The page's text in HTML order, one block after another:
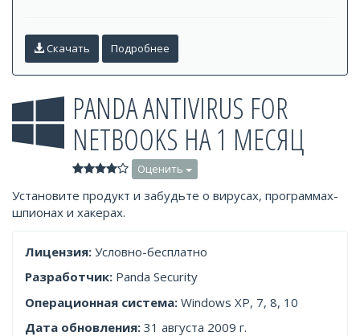
Скачать Подробнее
PANDA ANTIVIRUS FOR
NETBOOKS НА 1 МЕСЯЦ
Оценить
Установите продукт и забудьте о вирусах, программах-
шпионах и хакерах.
Лицензия: Условно-бесплатно
Разработчик: Panda Security
Операционная система: Windows XP, 7, 8, 10
Дата обновления: 31 августа 2009 г.